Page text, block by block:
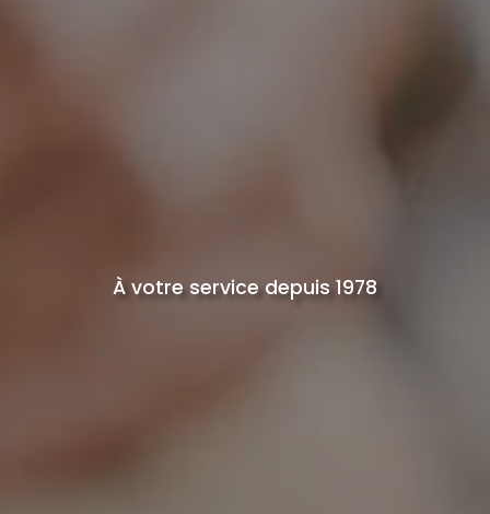
À votre service depuis 1978